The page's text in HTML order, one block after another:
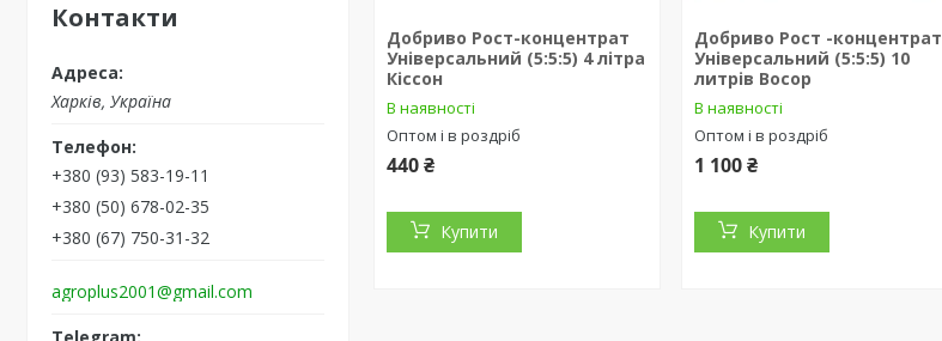
Контакти
Харків, Україна
+380 (93) 583-19-11
+380 (50) 678-02-35
+380 (67) 750-31-32
agroplus2001@gmail.com
Добриво Рост-концентрат
Універсальний (5:5:5) 4 літра
Кіссон
В наявності
Оптом і в роздріб
440 ₴
Купити
Добриво Рост -концентрат
Універсальний (5:5:5) 10
литрів Восор
В наявності
Оптом і в роздріб
1 100 ₴
Купити